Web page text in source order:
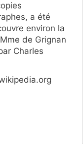
a été
environ la
de Grignan
Charles